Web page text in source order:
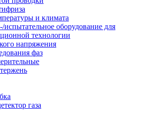
и климата
испытательное оборудование для
технологии
напряжения
фаз
газа